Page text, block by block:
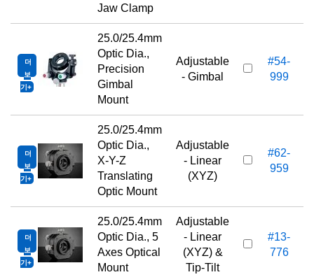
Jaw Clamp
더
보
기
25.0/25.4mm
Optic Dia.,
Precision
Gimbal
Mount
Adjustable
- Gimbal
#54-
999
더
보
기
25.0/25.4mm
Optic Dia.,
X-Y-Z
Translating
Optic Mount
Adjustable
- Linear
(XYZ)
#62-
959
더
보
기
25.0/25.4mm
Optic Dia., 5
Axes Optical
Mount
Adjustable
- Linear
(XYZ) &
Tip-Tilt
#13-
776